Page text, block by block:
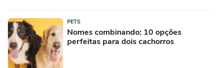
PETS
Nomes combinando: 10 opções
perfeitas para dois cachorros